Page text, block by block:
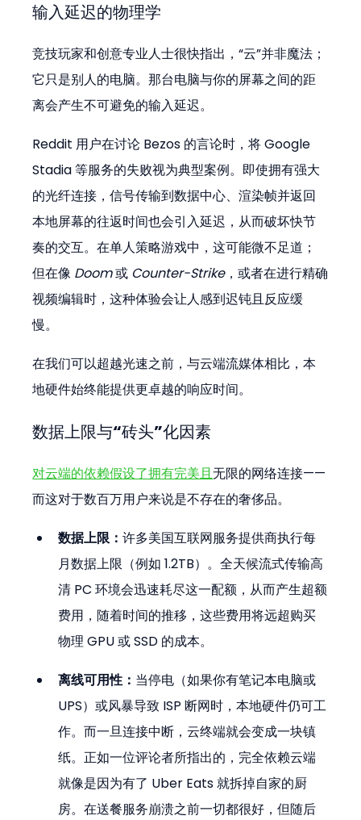
输入延迟的物理学
竞技玩家和创意专业人士很快指出，“云”并非魔法；
它只是别人的电脑。那台电脑与你的屏幕之间的距
离会产生不可避免的输入延迟。
Reddit 用户在讨论 Bezos 的言论时，将 Google
Stadia 等服务的失败视为典型案例。即使拥有强大
的光纤连接，信号传输到数据中心、渲染帧并返回
本地屏幕的往返时间也会引入延迟，从而破坏快节
奏的交互。在单人策略游戏中，这可能微不足道；
但在像 Doom 或 Counter-Strike，或者在进行精确
视频编辑时，这种体验会让人感到迟钝且反应缓
慢。
在我们可以超越光速之前，与云端流媒体相比，本
地硬件始终能提供更卓越的响应时间。
数据上限与“砖头”化因素
对云端的依赖假设了拥有完美且无限的网络连接——
而这对于数百万用户来说是不存在的奢侈品。
数据上限：许多美国互联网服务提供商执行每
月数据上限（例如 1.2TB）。全天候流式传输高
清 PC 环境会迅速耗尽这一配额，从而产生超额
费用，随着时间的推移，这些费用将远超购买
物理 GPU 或 SSD 的成本。
离线可用性： 当停电（如果你有笔记本电脑或
UPS）或风暴导致 ISP 断网时，本地硬件仍可工
作。而一旦连接中断，云终端就会变成一块镇
纸。正如一位评论者所指出的，完全依赖云端
就像是因为有了 Uber Eats 就拆掉自家的厨
房。在送餐服务崩溃之前一切都很好，但随后